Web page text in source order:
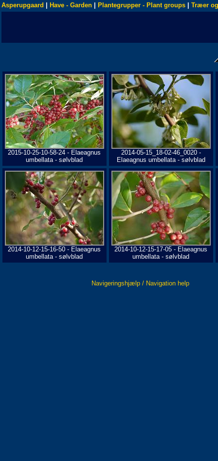
Asperupgaard Have - Garden Plantegrupper - Plant groups Træer
2015-10-25-10-58-24 - Elaeagnus
umbellata - sølvblad
2014-05-15_18-02-46_0020 -
Elaeagnus umbellata - sølvblad
2014-10-12-15-16-50 - Elaeagnus
umbellata - sølvblad
2014-10-12-15-17-05 - Elaeagnus
umbellata - sølvblad
Navigeringshjælp / Navigation help